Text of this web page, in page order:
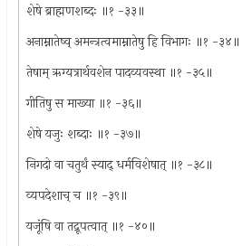
शेषे ब्राह्मणशब्दः ॥१ -३३॥
अनाम्नातेष्व् अमन्त्रत्वमाम्नातेषु हि विभागः ॥१ -३४॥
तेषाम् ऋग्यत्रार्थवशेन पादव्यवस्था ॥१ -३५॥
गीतिषु स माख्या ॥१ -३६॥
शेषे यजुः शब्दाः ॥१ -३७॥
निगदो वा चतुर्थं स्याद् धर्मविशेषात् ॥१ -३८॥
व्यपदेशाच् च ॥१ -३९॥
यजूंषि वा तद्रूपत्वात् ॥१ -४०॥